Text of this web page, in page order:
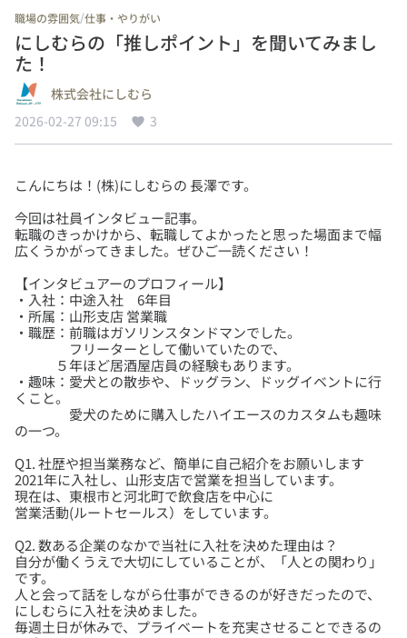
職場の雰囲気/仕事・やりがい
にしむらの「推しポイント」を聞いてみまし
た！
株式会社にしむら
2026-02-27 09:15
3
今回は社員インタビュー記事。
転職のきっかけから、転職してよかったと思った場面まで幅
【インタビュアーのプロフィール】
・入社：中途入社 6年目
・所属：山形支店 営業職
・職歴：前職はガソリンスタンドマンでした。
フリーターとして働いていたので、
５年ほど居酒屋店員の経験もあります。
・趣味：愛犬との散歩や、ドッグラン、ドッグイベントに行
くこと。
愛犬のために購入したハイエースのカスタムも趣味
Q1. 社歴や担当業務など、簡単に自己紹介をお願いします
2021年に入社し、山形支店で営業を担当しています。
現在は、東根市と河北町で飲食店を中心に
Q2. 数ある企業のなかで当社に入社を決めた理由は？
自分が働くうえで大切にしていることが、「人との関わり」
です。
人と会って話をしながら仕事ができるのが好きだったので、
にしむらに入社を決めました。
毎週土日が休みで、プライベートを充実させることできるの